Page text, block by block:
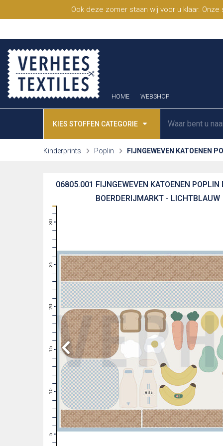
Ook deze zomer staan wij voor u klaar.
HOME WEBSHOP
KIES STOFFEN CATEGORIE
Kinderprints Poplin FIJNGEWEVEN KATOENEN
FIJNGEWEVEN KATOENEN POPLIN
BOERDERIJMARKT - LICHTBLAUW
06805.001
10
11
12
13
14
15
16
17
18
19
20
21
22
23
24
25
26
27
28
29
30